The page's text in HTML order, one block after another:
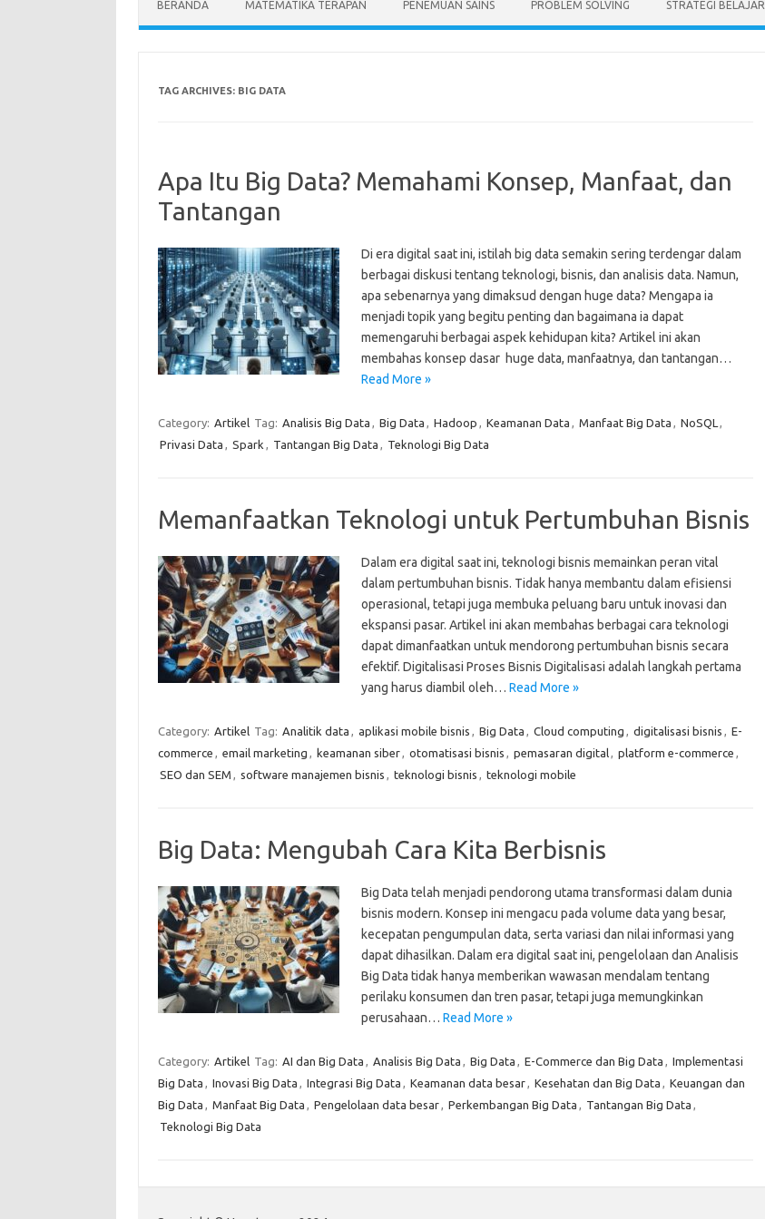
BERANDA MATEMATIKA TERAPAN PENEMUAN SAINS PROBLEM SOLVING STRATEGI BELAJAR
TAG ARCHIVES: BIG DATA
Apa Itu Big Data? Memahami Konsep, Manfaat, dan
Tantangan
Di era digital saat ini, istilah big data semakin sering terdengar dalam
berbagai diskusi tentang teknologi, bisnis, dan analisis data. Namun,
apa sebenarnya yang dimaksud dengan huge data? Mengapa ia
menjadi topik yang begitu penting dan bagaimana ia dapat
memengaruhi berbagai aspek kehidupan kita? Artikel ini akan
membahas konsep dasar huge data, manfaatnya, dan tantangan…
Read More »
Category: Artikel Tag: Analisis Big Data , Big Data , Hadoop , Keamanan Data , Manfaat Big Data , NoSQL ,
Privasi Data , Spark , Tantangan Big Data , Teknologi Big Data
Memanfaatkan Teknologi untuk Pertumbuhan Bisnis
Dalam era digital saat ini, teknologi bisnis memainkan peran vital
dalam pertumbuhan bisnis. Tidak hanya membantu dalam efisiensi
operasional, tetapi juga membuka peluang baru untuk inovasi dan
ekspansi pasar. Artikel ini akan membahas berbagai cara teknologi
dapat dimanfaatkan untuk mendorong pertumbuhan bisnis secara
efektif. Digitalisasi Proses Bisnis Digitalisasi adalah langkah pertama
yang harus diambil oleh… Read More »
Category: Artikel Tag: Analitik data , aplikasi mobile bisnis , Big Data , Cloud computing , digitalisasi bisnis , E-
commerce , email marketing , keamanan siber, otomatisasi bisnis , pemasaran digital, platform e-commerce ,
SEO dan SEM , software manajemen bisnis , teknologi bisnis , teknologi mobile
Big Data: Mengubah Cara Kita Berbisnis
Big Data telah menjadi pendorong utama transformasi dalam dunia
bisnis modern. Konsep ini mengacu pada volume data yang besar,
kecepatan pengumpulan data, serta variasi dan nilai informasi yang
dapat dihasilkan. Dalam era digital saat ini, pengelolaan dan Analisis
Big Data tidak hanya memberikan wawasan mendalam tentang
perilaku konsumen dan tren pasar, tetapi juga memungkinkan
perusahaan… Read More »
Category: Artikel Tag: AI dan Big Data , Analisis Big Data , Big Data , E-Commerce dan Big Data , Implementasi
Big Data , Inovasi Big Data , Integrasi Big Data , Keamanan data besar, Kesehatan dan Big Data , Keuangan dan
Big Data , Manfaat Big Data , Pengelolaan data besar, Perkembangan Big Data , Tantangan Big Data ,
Teknologi Big Data